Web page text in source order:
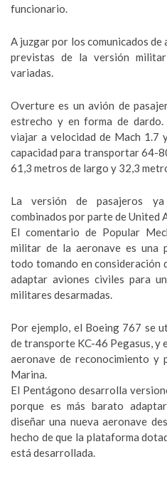
funcionario.
A juzgar por los comunicados de
previstas de la versión
variadas.
Overture es un avión de
estrecho y en forma de
viajar a velocidad de Mach 1.7
capacidad para transportar 64-
61,3 metros de largo y 32,3
La versión de pasajeros
combinados por parte de United
El comentario de Popular
militar de la aeronave es una
todo tomando en consideración
adaptar aviones civiles para
militares desarmadas.
Por ejemplo, el Boeing 767 se
de transporte KC-46 Pegasus, y
aeronave de reconocimiento y
Marina.
El Pentágono desarrolla
porque es más barato
diseñar una nueva aeronave
hecho de que la plataforma
está desarrollada.